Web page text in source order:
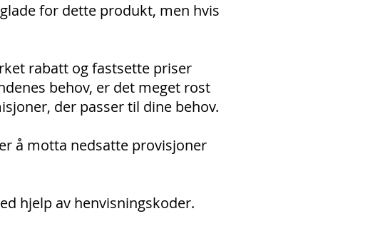
for dette produkt, men hvis
rabatt og fastsette priser
behov, er det meget rost
der passer til dine behov.
å motta nedsatte provisjoner
hjelp av henvisningskoder.